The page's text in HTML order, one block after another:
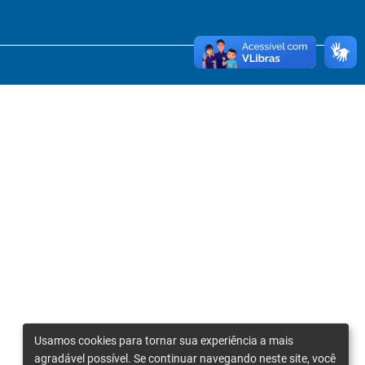
Usamos cookies para tornar sua experiência a mais
agradável possível. Se continuar navegando neste site, você